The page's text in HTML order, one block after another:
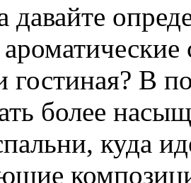
давайте
гостиная? В
более
куда